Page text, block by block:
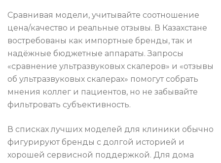
Сравнивая модели, учитывайте соотношение
цена/качество и реальные отзывы. В Казахстане
востребованы как импортные бренды, так и
надёжные бюджетные аппараты. Запросы
«сравнение ультразвуковых скалеров» и «отзывы
об ультразвуковых скалерах» помогут собрать
мнения коллег и пациентов, но не забывайте
фильтровать субъективность.
В списках лучших моделей для клиники обычно
фигурируют бренды с долгой историей и
хорошей сервисной поддержкой. Для дома